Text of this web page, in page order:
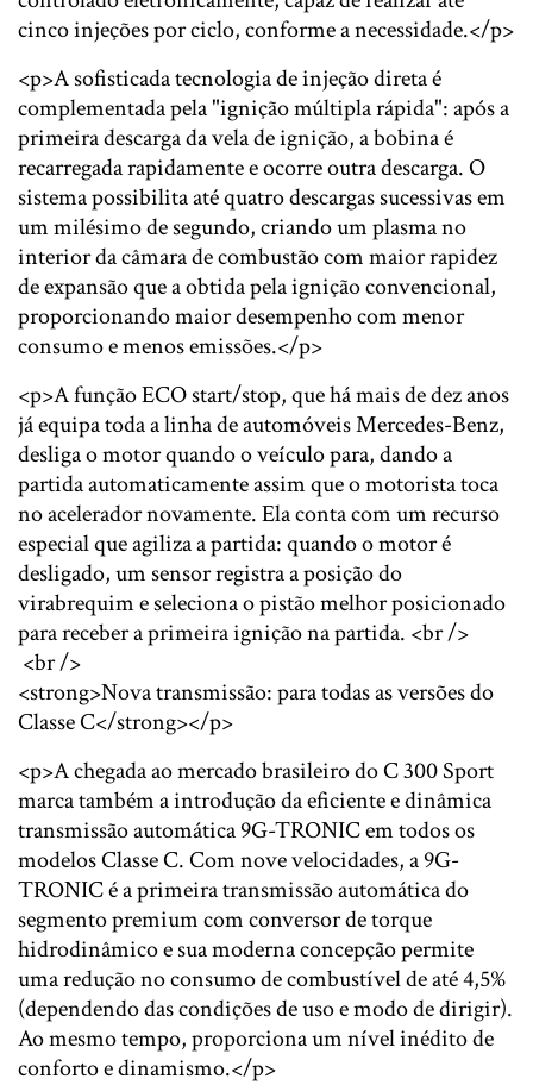
cinco injeções por ciclo, conforme a necessidade.</p>
<p>A sofisticada tecnologia de injeção direta é
complementada pela "ignição múltipla rápida": após a
primeira descarga da vela de ignição, a bobina é
recarregada rapidamente e ocorre outra descarga. O
sistema possibilita até quatro descargas sucessivas em
um milésimo de segundo, criando um plasma no
interior da câmara de combustão com maior rapidez
de expansão que a obtida pela ignição convencional,
proporcionando maior desempenho com menor
consumo e menos emissões.</p>
<p>A função ECO start/stop, que há mais de dez anos
já equipa toda a linha de automóveis Mercedes-Benz,
desliga o motor quando o veículo para, dando a
partida automaticamente assim que o motorista toca
no acelerador novamente. Ela conta com um recurso
especial que agiliza a partida: quando o motor é
desligado, um sensor registra a posição do
virabrequim e seleciona o pistão melhor posicionado
para receber a primeira ignição na partida. <br />
<br />
<strong>Nova transmissão: para todas as versões do
Classe C</strong></p>
<p>A chegada ao mercado brasileiro do C 300 Sport
marca também a introdução da eficiente e dinâmica
transmissão automática 9G-TRONIC em todos os
modelos Classe C. Com nove velocidades, a 9G-
TRONIC é a primeira transmissão automática do
segmento premium com conversor de torque
hidrodinâmico e sua moderna concepção permite
uma redução no consumo de combustível de até 4,5%
(dependendo das condições de uso e modo de dirigir).
Ao mesmo tempo, proporciona um nível inédito de
conforto e dinamismo.</p>